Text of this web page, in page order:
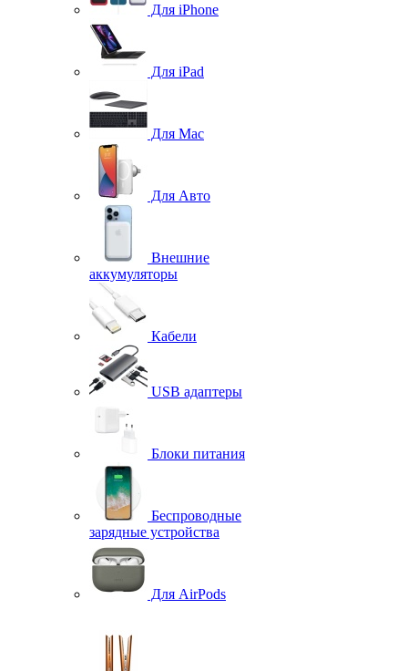
Для iPhone
Для iPad
Для Mac
Для Авто
Внешние
аккумуляторы
Кабели
USB адаптеры
Блоки питания
Беспроводные
зарядные устройства
Для AirPods